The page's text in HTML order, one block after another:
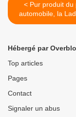
< Pur produit du punk
automobile, la
est de retour en
Hébergé par
Top articles
Pages
Contact
Signaler un abus